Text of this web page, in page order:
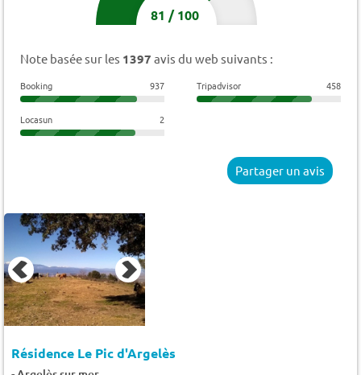
81 /100
Note basée sur les 1397 avis du web suivants :
Booking 937 Tripadvisor 458
Locasun 2
Partager un avis
Résidence Le Pic d'Argelès